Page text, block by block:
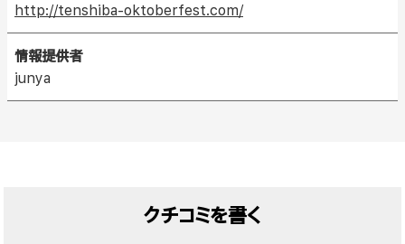
http://tenshiba-oktoberfest.com/
情報提供者
junya
クチコミを書く